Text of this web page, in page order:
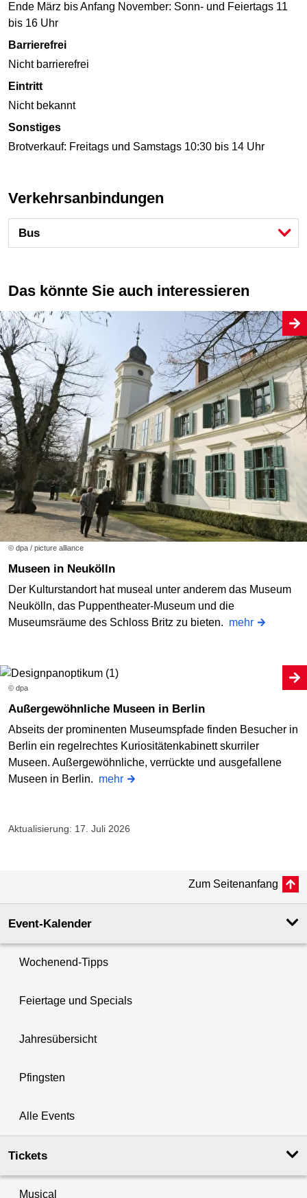
Ende März bis Anfang November: Sonn- und Feiertags 11
bis 16 Uhr
Barrierefrei
Nicht barrierefrei
Eintritt
Nicht bekannt
Sonstiges
Brotverkauf: Freitags und Samstags 10:30 bis 14 Uhr
Verkehrsanbindungen
Bus
Das könnte Sie auch interessieren
© dpa / picture alliance
Museen in Neukölln
Der Kulturstandort hat museal unter anderem das Museum
Neukölln, das Puppentheater-Museum und die
Museumsräume des Schloss Britz zu bieten. mehr
© dpa
Außergewöhnliche Museen in Berlin
Abseits der prominenten Museumspfade finden Besucher in
Berlin ein regelrechtes Kuriositätenkabinett skurriler
Museen. Außergewöhnliche, verrückte und ausgefallene
Museen in Berlin. mehr
Aktualisierung: 17. Juli 2026
Zum Seitenanfang
Event-Kalender
Wochenend-Tipps
Feiertage und Specials
Jahresübersicht
Pfingsten
Alle Events
Tickets
Musical